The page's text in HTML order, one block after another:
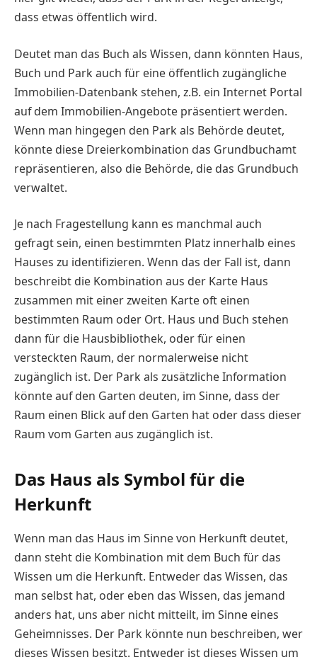
dass etwas öffentlich wird.
Deutet man das Buch als Wissen, dann könnten Haus,
Buch und Park auch für eine öffentlich zugängliche
Immobilien-Datenbank stehen, z.B. ein Internet Portal
auf dem Immobilien-Angebote präsentiert werden.
Wenn man hingegen den Park als Behörde deutet,
könnte diese Dreierkombination das Grundbuchamt
repräsentieren, also die Behörde, die das Grundbuch
verwaltet.
Je nach Fragestellung kann es manchmal auch
gefragt sein, einen bestimmten Platz innerhalb eines
Hauses zu identifizieren. Wenn das der Fall ist, dann
beschreibt die Kombination aus der Karte Haus
zusammen mit einer zweiten Karte oft einen
bestimmten Raum oder Ort. Haus und Buch stehen
dann für die Hausbibliothek, oder für einen
versteckten Raum, der normalerweise nicht
zugänglich ist. Der Park als zusätzliche Information
könnte auf den Garten deuten, im Sinne, dass der
Raum einen Blick auf den Garten hat oder dass dieser
Raum vom Garten aus zugänglich ist.
Das Haus als Symbol für die
Herkunft
Wenn man das Haus im Sinne von Herkunft deutet,
dann steht die Kombination mit dem Buch für das
Wissen um die Herkunft. Entweder das Wissen, das
man selbst hat, oder eben das Wissen, das jemand
anders hat, uns aber nicht mitteilt, im Sinne eines
Geheimnisses. Der Park könnte nun beschreiben, wer
dieses Wissen besitzt. Entweder ist dieses Wissen um